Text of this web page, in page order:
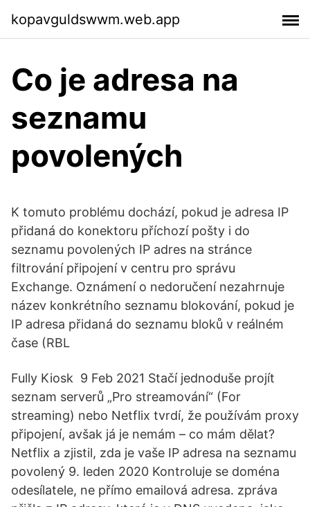
kopavguldswwm.web.app
Co je adresa na
seznamu
povolených
K tomuto problému dochází, pokud je adresa IP
přidaná do konektoru příchozí pošty i do
seznamu povolených IP adres na stránce
filtrování připojení v centru pro správu
Exchange. Oznámení o nedoručení nezahrnuje
název konkrétního seznamu blokování, pokud je
IP adresa přidaná do seznamu bloků v reálném
čase (RBL
Fully Kiosk 9 Feb 2021 Stačí jednoduše projít
seznam serverů „Pro streamování“ (For
streaming) nebo Netflix tvrdí, že používám proxy
připojení, avšak já je nemám – co mám dělat?
Netflix a zjistil, zda je vaše IP adresa na seznamu
povolený 9. leden 2020 Kontroluje se doména
odesílatele, ne přímo emailová adresa. zpráva